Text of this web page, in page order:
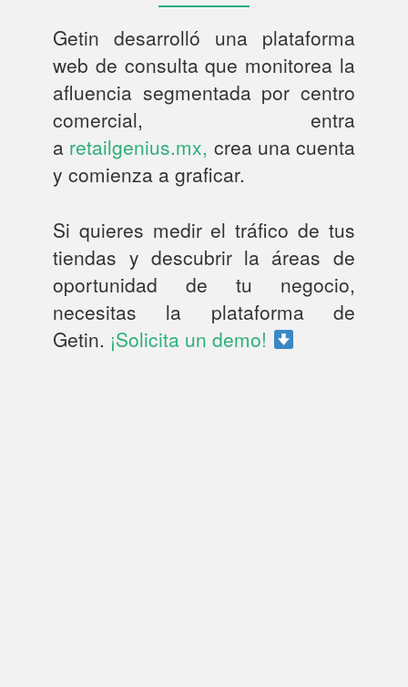
Getin desarrolló una plataforma
web de consulta que monitorea la
afluencia segmentada por centro
comercial, entra
a retailgenius.mx, crea una cuenta
y comienza a graficar.
Si quieres medir el tráfico de tus
tiendas y descubrir la áreas de
oportunidad de tu negocio,
necesitas la plataforma de
Getin. ¡Solicita un demo!